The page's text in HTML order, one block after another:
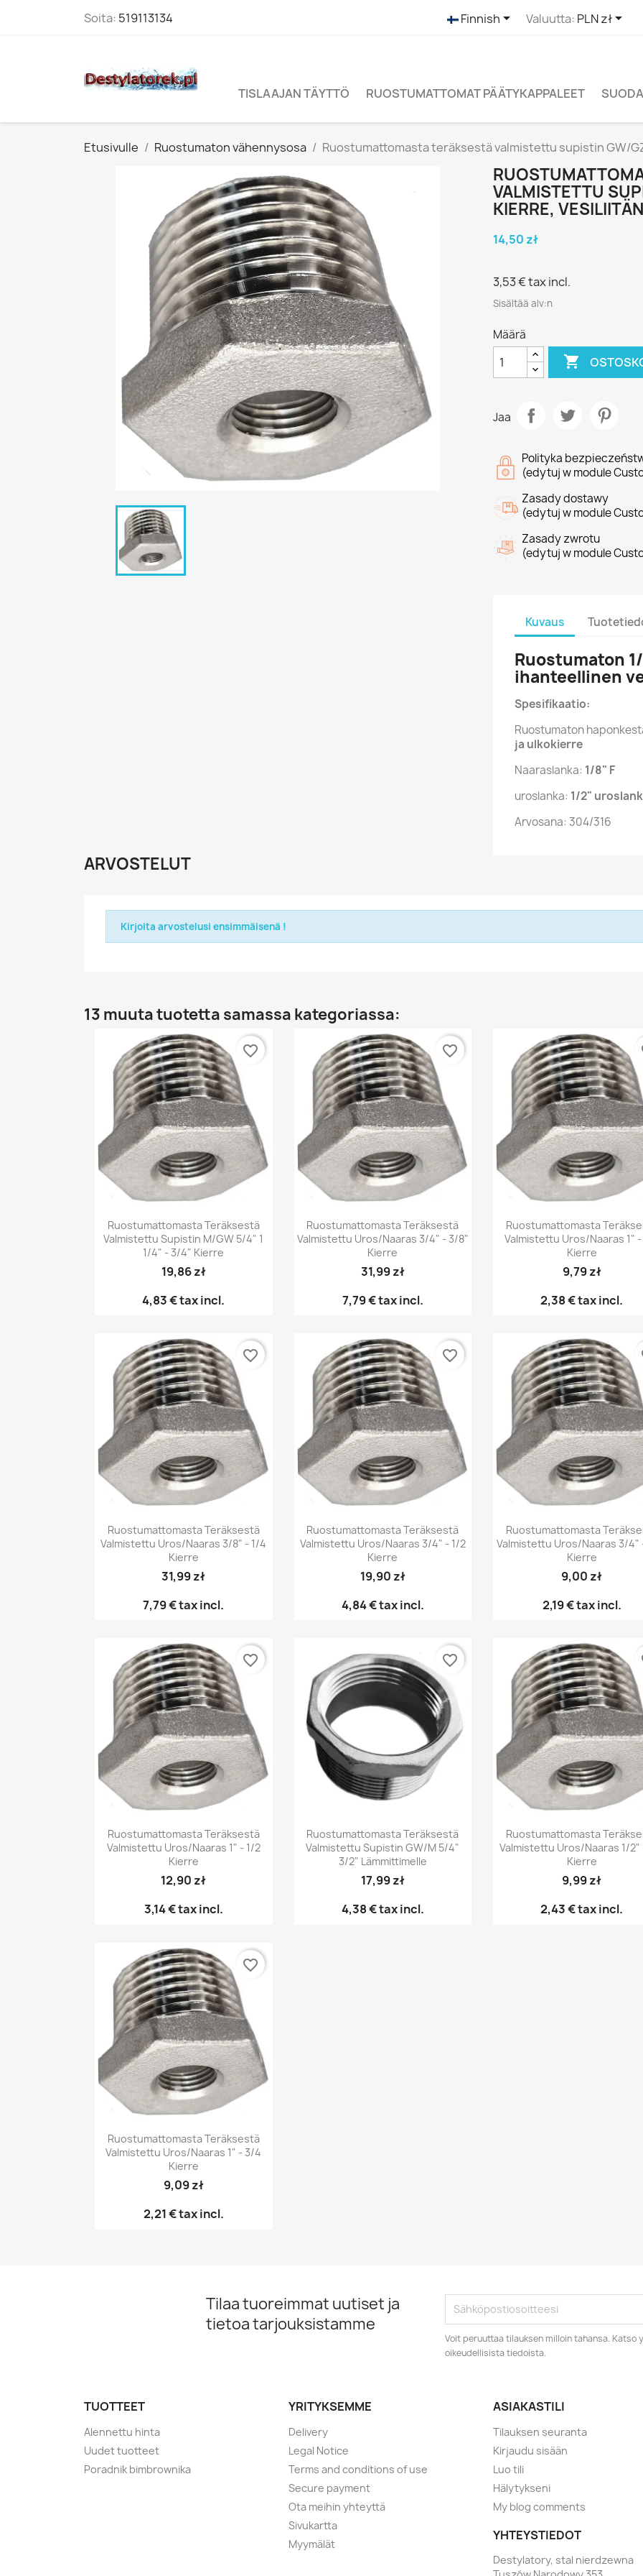
Soita: 519113134 Finnish Valuutta: PLN zł
TISLAAJAN TÄYTTÖ RUOSTUMATTOMAT PÄÄTYKAPPALEET
Etusivulle Ruostumaton vähennysosa Ruostumattomasta teräksestä valmistettu supistin GW/
VALMISTETTU
KIERRE,
14,50 zł
3,53 €tax incl.
Sisältää alv:n
Määrä

Jaa
Polityka
(edytuj w module
Zasady dostawy
(edytuj w module
Zasady zwrotu
(edytuj w module
Kuvaus
Ruostumaton
ihanteellinen
Spesifikaatio:
Ruostumaton
ja ulkokierre
Naaraslanka: 1/8" F
uroslanka: 1/2"
Arvosana: 304/316
ARVOSTELUT
Kirjoita arvostelusi ensimmäisenä !
13 muuta tuotetta samassa kategoriassa:
Pikakatselu
Ruostumattomasta Teräksestä
Valmistettu Supistin M/GW 5/4" 1
1/4" - 3/4" Kierre
19,86 zł
4,83 €tax incl.
favorite_border
Pikakatselu
Ruostumattomasta Teräksestä
Valmistettu Uros/naaras 3/4" - 3/8"
Kierre
31,99 zł
7,79 €tax incl.
favorite_border
Pikakatselu
Ruostumattomasta
Valmistettu Uros/naaras 1"
Kierre
9,79 zł
2,38 €tax incl.
Pikakatselu
Ruostumattomasta Teräksestä
Valmistettu Uros/naaras 3/8" - 1/4
Kierre
31,99 zł
7,79 €tax incl.
favorite_border
Pikakatselu
Ruostumattomasta Teräksestä
Valmistettu Uros/naaras 3/4" - 1/2
Kierre
19,90 zł
4,84 €tax incl.
favorite_border
Pikakatselu
Ruostumattomasta
Valmistettu Uros/naaras 3/4"
Kierre
9,00 zł
2,19 €tax incl.
Pikakatselu
Ruostumattomasta Teräksestä
Valmistettu Uros/naaras 1" - 1/2
Kierre
12,90 zł
3,14 €tax incl.
favorite_border
Pikakatselu
Ruostumattomasta Teräksestä
Valmistettu Supistin GW/M 5/4"
3/2" Lämmittimelle
17,99 zł
4,38 €tax incl.
favorite_border
Pikakatselu
Ruostumattomasta
Valmistettu Uros/naaras 1/2"
Kierre
9,99 zł
2,43 €tax incl.
Pikakatselu
Ruostumattomasta Teräksestä
Valmistettu Uros/naaras 1" - 3/4
Kierre
9,09 zł
2,21 €tax incl.
favorite_border
Tilaa tuoreimmat uutiset ja
tietoa tarjouksistamme
Voit peruuttaa tilauksen milloin tahansa. Katso
oikeudellisista tiedoista.
TUOTTEET
Alennettu hinta
Uudet tuotteet
Poradnik bimbrownika
YRITYKSEMME
Delivery
Legal Notice
Terms and conditions of use
Secure payment
Ota meihin yhteyttä
Sivukartta
Myymälät
ASIAKASTILI
Tilauksen seuranta
Kirjaudu sisään
Luo tili
Hälytykseni
My blog comments
YHTEYSTIEDOT
Destylatory, stal nierdzewna